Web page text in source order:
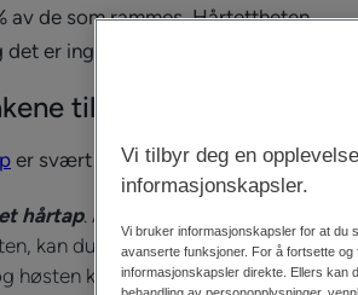
av de som rammes. Hårtettheten
er ingen risiko for skallethet.
til reaktivt hårtap
er svært forskjellige:
hårtap. Akkurat som bladene faller
kan du oppleve midlertidig
høsten kommer.
Vi tilbyr deg en
informasjonskapsler.
Vi bruker informasjonskapsler for at du
avanserte funksjoner. For å fortsette
informasjonskapsler direkte. Ellers kan